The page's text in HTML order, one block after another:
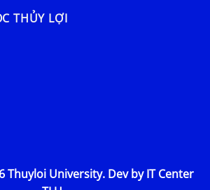
THỦY LỢI
Thuyloi University. Dev by IT Center